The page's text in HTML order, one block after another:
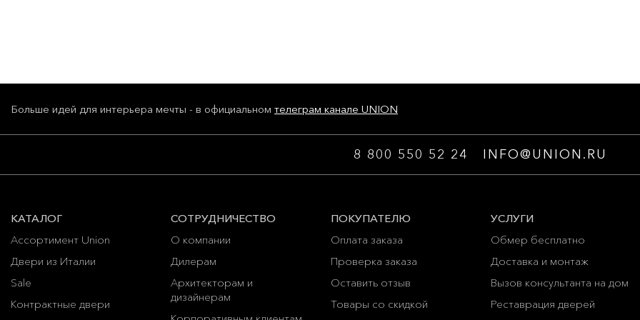
Больше идей для интерьера мечты - в официальном телеграм канале UNION
8 800 550 52 24 INFO@UNION.RU
КАТАЛОГ
Ассортимент Union
Двери из Италии
Sale
Контрактные двери
СОТРУДНИЧЕСТВО
О компании
Дилерам
Архитекторам и
дизайнерам
ПОКУПАТЕЛЮ
Оплата заказа
Проверка заказа
Оставить отзыв
Товары со скидкой
УСЛУГИ
Обмер бесплатно
Доставка и монтаж
Вызов консультанта на дом
Реставрация дверей